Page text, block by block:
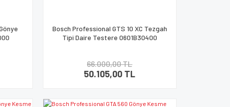
Bosch Professional GTS 10 XC Tezgah
Tipi Daire Testere 0601B30400
66.000,00 TL
50.105,00 TL